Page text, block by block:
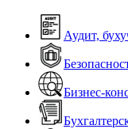
Аудит,
Бизнес-